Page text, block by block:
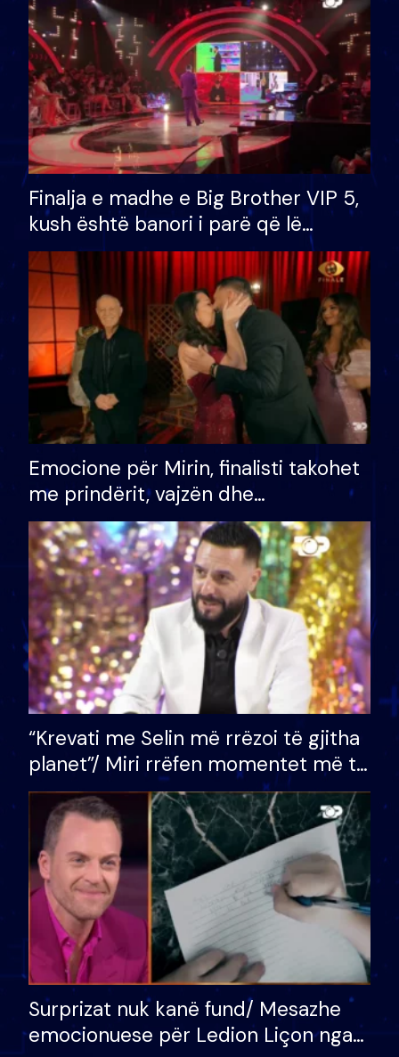
Finalja e madhe e Big Brother VIP 5,
kush është banori i parë që lë
shtëpinë dhe humb mundësinë për
të fituar çmimin e madh
Emocione për Mirin, finalisti takohet
me prindërit, vajzën dhe
bashkëshorten: S’kemi ndonjë letër
divorci apo jo?
“Krevati me Selin më rrëzoi të gjitha
planet”/ Miri rrëfen momentet më të
bukura në shtëpinë e BB VIP: Do më
mungojë zilja e mëngjesit kur…
Surprizat nuk kanë fund/ Mesazhe
emocionuese për Ledion Liçon nga